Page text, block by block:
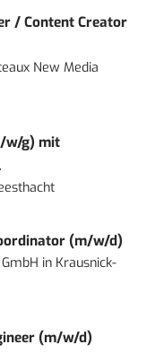
/ Content Creator
New Media
w/g) mit
(m/w/d)
in Krausnick-
(m/w/d)